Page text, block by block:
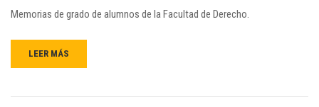
Memorias de grado de alumnos de la Facultad de Derecho.
LEER MÁS